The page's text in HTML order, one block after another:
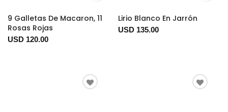
9 Galletas De Macaron, 11
Rosas Rojas
USD 120.00
Lirio Blanco En Jarrón
USD 135.00